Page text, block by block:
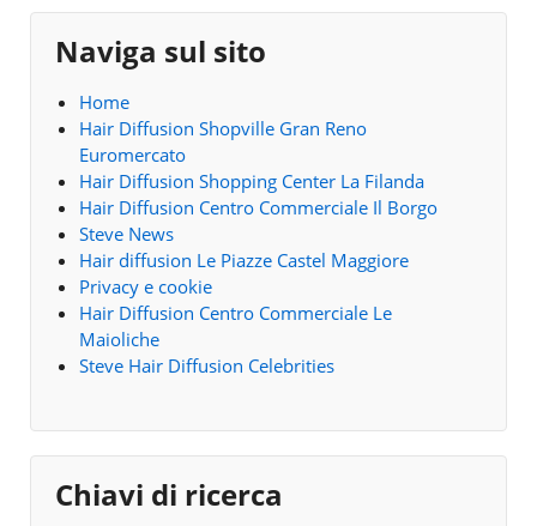
Naviga sul sito
Home
Hair Diffusion Shopville Gran Reno
Euromercato
Hair Diffusion Shopping Center La Filanda
Hair Diffusion Centro Commerciale Il Borgo
Steve News
Hair diffusion Le Piazze Castel Maggiore
Privacy e cookie
Hair Diffusion Centro Commerciale Le
Maioliche
Steve Hair Diffusion Celebrities
Chiavi di ricerca